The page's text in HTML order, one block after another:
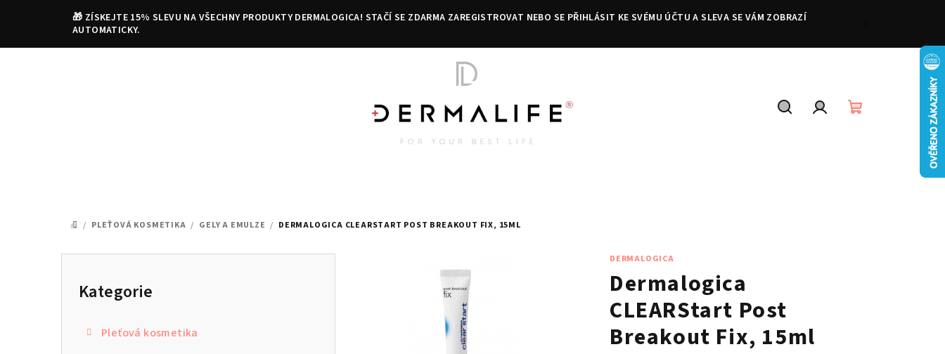
🎁 ZÍSKEJTE 15% SLEVU NA VŠECHNY PRODUKTY DERMALOGICA! STAČÍ SE ZDARMA ZAREGISTROVAT NEBO SE PŘIHLÁSIT KE SVÉMU ÚČTU A SLEVA SE VÁM ZOBRAZÍ
AUTOMATICKY.
DOMŮ
/ PLEŤOVÁ KOSMETIKA / GELY A EMULZE / DERMALOGICA CLEARSTART POST BREAKOUT FIX, 15ML
Přeskočit
Kategorie
Pleťová kosmetika
DERMALOGICA
Dermalogica
CLEARStart Post
Breakout Fix, 15ml